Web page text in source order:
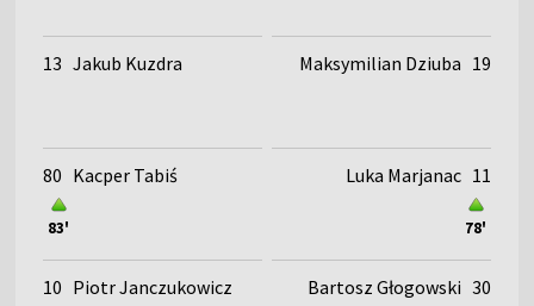
13 Jakub Kuzdra
80 Kacper Tabiś
83'
10 Piotr Janczukowicz
Maksymilian Dziuba 19
78'
Luka Marjanac 11
Bartosz Głogowski 30